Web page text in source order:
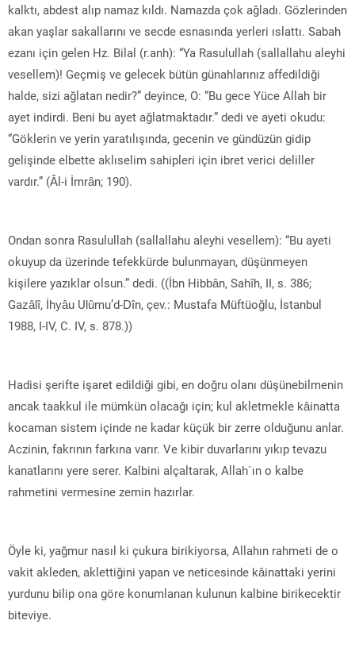
kalktı, abdest alıp namaz kıldı. Namazda çok ağladı. Gözlerinden
akan yaşlar sakallarını ve secde esnasında yerleri ıslattı. Sabah
ezanı için gelen Hz. Bilal (r.anh): “Ya Rasulullah (sallallahu aleyhi
vesellem)! Geçmiş ve gelecek bütün günahlarınız affedildiği
halde, sizi ağlatan nedir?” deyince, O: “Bu gece Yüce Allah bir
ayet indirdi. Beni bu ayet ağlatmaktadır.” dedi ve ayeti okudu:
“Göklerin ve yerin yaratılışında, gecenin ve gündüzün gidip
gelişinde elbette aklıselim sahipleri için ibret verici deliller
vardır.” (Âl-i İmrân; 190).
Ondan sonra Rasulullah (sallallahu aleyhi vesellem): “Bu ayeti
okuyup da üzerinde tefekkürde bulunmayan, düşünmeyen
kişilere yazıklar olsun.” dedi. ((İbn Hibbân, Sahîh, II, s. 386;
Gazâlî, İhyâu Ulûmu’d-Dîn, çev.: Mustafa Müftüoğlu, İstanbul
1988, I-IV, C. IV, s. 878.))
Hadisi şerifte işaret edildiği gibi, en doğru olanı düşünebilmenin
ancak taakkul ile mümkün olacağı için; kul akletmekle kâinatta
kocaman sistem içinde ne kadar küçük bir zerre olduğunu anlar.
Aczinin, fakrının farkına varır. Ve kibir duvarlarını yıkıp tevazu
kanatlarını yere serer. Kalbini alçaltarak, Allah`ın o kalbe
rahmetini vermesine zemin hazırlar.
Öyle ki, yağmur nasıl ki çukura birikiyorsa, Allahın rahmeti de o
vakit akleden, aklettiğini yapan ve neticesinde kâinattaki yerini
yurdunu bilip ona göre konumlanan kulunun kalbine birikecektir
biteviye.